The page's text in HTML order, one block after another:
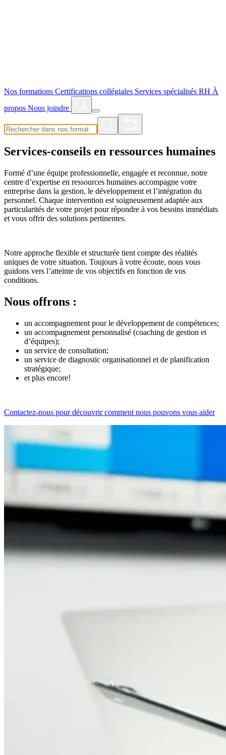
Nos formations Certifications collégiales Services spécialisés RH À
propos Nous joindre
Services-conseils en ressources humaines
Formé d’une équipe professionnelle, engagée et reconnue, notre
centre d’expertise en ressources humaines accompagne votre
entreprise dans la gestion, le développement et l’intégration du
personnel. Chaque intervention est soigneusement adaptée aux
particularités de votre projet pour répondre à vos besoins immédiats
et vous offrir des solutions pertinentes.
Notre approche flexible et structurée tient compte des réalités
uniques de votre situation. Toujours à votre écoute, nous vous
guidons vers l’atteinte de vos objectifs en fonction de vos
conditions.
Nous offrons :
un accompagnement pour le développement de compétences;
un accompagnement personnalisé (coaching de gestion et
d’équipes);
un service de consultation;
un service de diagnostic organisationnel et de planification
stratégique;
et plus encore!
Contactez-nous pour découvrir comment nous pouvons vous aider